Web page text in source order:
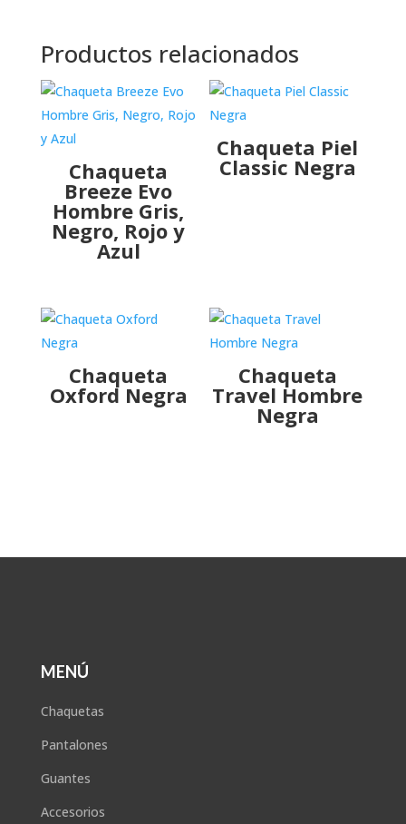
Productos relacionados
Chaqueta
Breeze Evo
Hombre Gris,
Negro, Rojo y
Azul
Chaqueta Piel
Classic Negra
Chaqueta
Oxford Negra
Chaqueta
Travel Hombre
Negra
MENÚ
Chaquetas
Pantalones
Guantes
Accesorios